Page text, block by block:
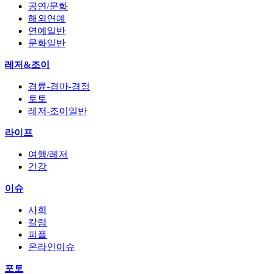
공연/문화
해외연예
연예일반
문화일반
레저&조이
경륜-경마-경정
토토
레저-조이일반
라이프
여행/레저
건강
이슈
사회
칼럼
피플
온라인이슈
포토